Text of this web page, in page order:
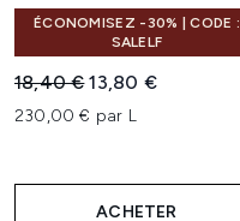
ÉCONOMISEZ -30% | CODE :
SALELF
Prix de vente :
18,40 €Prix ​​actuel :
13,80 €
230,00 € par L
ACHETER